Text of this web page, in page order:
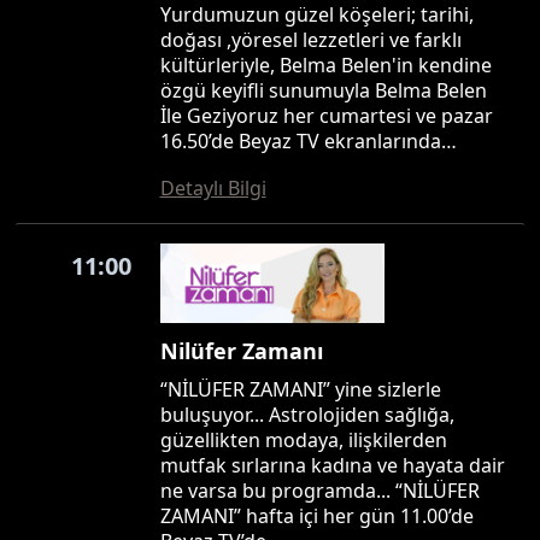
Yurdumuzun güzel köşeleri; tarihi,
doğası ,yöresel lezzetleri ve farklı
kültürleriyle, Belma Belen'in kendine
özgü keyifli sunumuyla Belma Belen
İle Geziyoruz her cumartesi ve pazar
16.50’de Beyaz TV ekranlarında…
Detaylı Bilgi
11:00
Nilüfer Zamanı
“NİLÜFER ZAMANI” yine sizlerle
buluşuyor... Astrolojiden sağlığa,
güzellikten modaya, ilişkilerden
mutfak sırlarına kadına ve hayata dair
ne varsa bu programda... “NİLÜFER
ZAMANI” hafta içi her gün 11.00’de